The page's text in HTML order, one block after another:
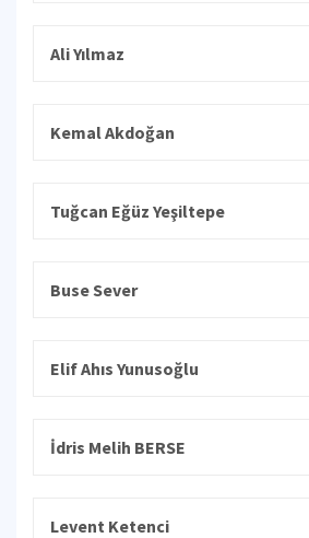
Ali Yılmaz
Kemal Akdoğan
Tuğcan Eğüz Yeşiltepe
Buse Sever
Elif Ahıs Yunusoğlu
İdris Melih BERSE
Levent Ketenci